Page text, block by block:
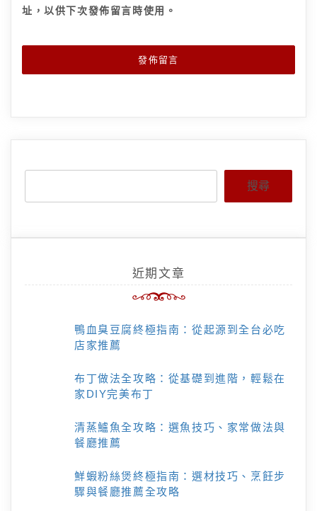
址，以供下次發佈留言時使用。
搜尋
近期文章
鴨血臭豆腐終極指南：從起源到全台必吃
店家推薦
布丁做法全攻略：從基礎到進階，輕鬆在
家DIY完美布丁
清蒸鱸魚全攻略：選魚技巧、家常做法與
餐廳推薦
鮮蝦粉絲煲終極指南：選材技巧、烹飪步
驟與餐廳推薦全攻略